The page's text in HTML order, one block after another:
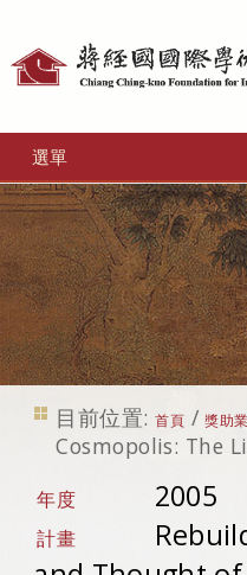
選單
目前位置: 首頁 /獎助
Cosmopolis: The
年度 2005
計畫